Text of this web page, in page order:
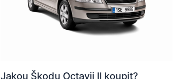
Jakou Škodu Octavii II koupit?